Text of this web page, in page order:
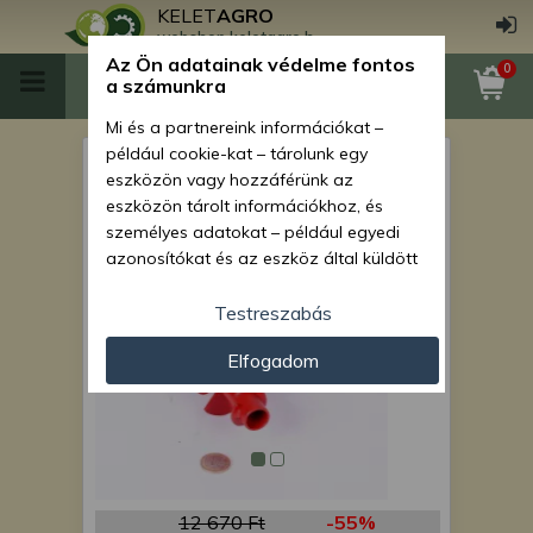
KELETAGRO
webshop.keletagro.hu
0
műtrágya adagolócsiga
9262.2A ( piros színű)
12 670 Ft -55%
Az Ön adatainak védelme fontos
a számunkra
Mi és a partnereink információkat –
például cookie-kat – tárolunk egy
eszközön vagy hozzáférünk az
eszközön tárolt információkhoz, és
személyes adatokat – például egyedi
azonosítókat és az eszköz által küldött
személyre szabott hirdetések és
tartalom nyújtásához, hirdetés- és
tartalomméréshez, nézettségi adatok
gyűjtéséhez, valamint termékek
kifejlesztéséhez és a termékek
partnereink eszközleolvasásos
adatokat és azonosítási információkat
Testreszabás
Elfogadom